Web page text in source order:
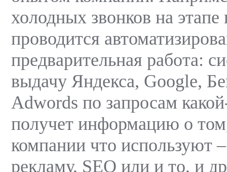
холодных звонков на
проводится
предварительная работа:
выдачу Яндекса, Google,
Adwords по запросам
получет информацию о
компании что используют
рекламу, SEO или и то, и